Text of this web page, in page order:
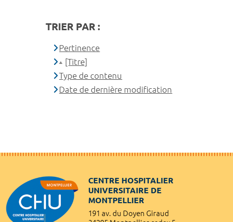
TRIER PAR :
Pertinence
[Titre]
Type de contenu
Date de dernière modification
CENTRE HOSPITALIER
UNIVERSITAIRE DE
MONTPELLIER
191 av. du Doyen Giraud